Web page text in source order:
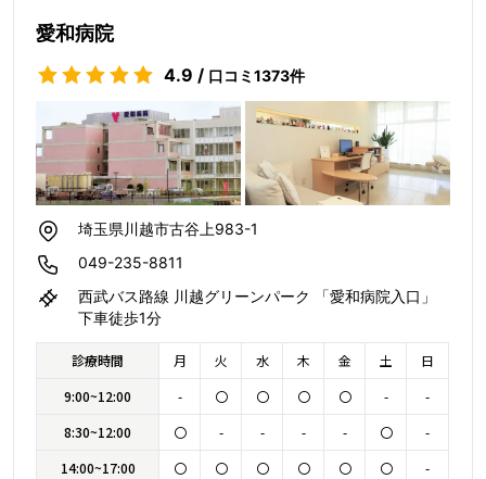
愛和病院
4.9 / 口コミ 1373件
埼玉県川越市古谷上983-1
049-235-8811
西武バス路線 川越グリーンパーク 「愛和病院入口」
下車徒歩1分
診療時間 月 火 水 木 金 土
日
9:00~12:00
- 〇 〇 〇 〇 -
-
8:30~12:00
〇 - - - - 〇
-
14:00~17:00
〇 〇 〇 〇 〇 〇 -